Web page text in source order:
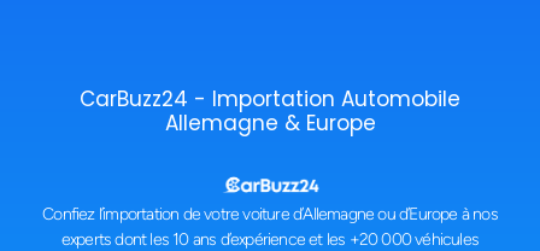
Confiez l’importation de votre voiture d’Allemagne ou d’Europe à nos
experts dont les 10 ans d’expérience et les +20 000 véhicules
CarBuzz24 - Importation Automobile
Allemagne & Europe